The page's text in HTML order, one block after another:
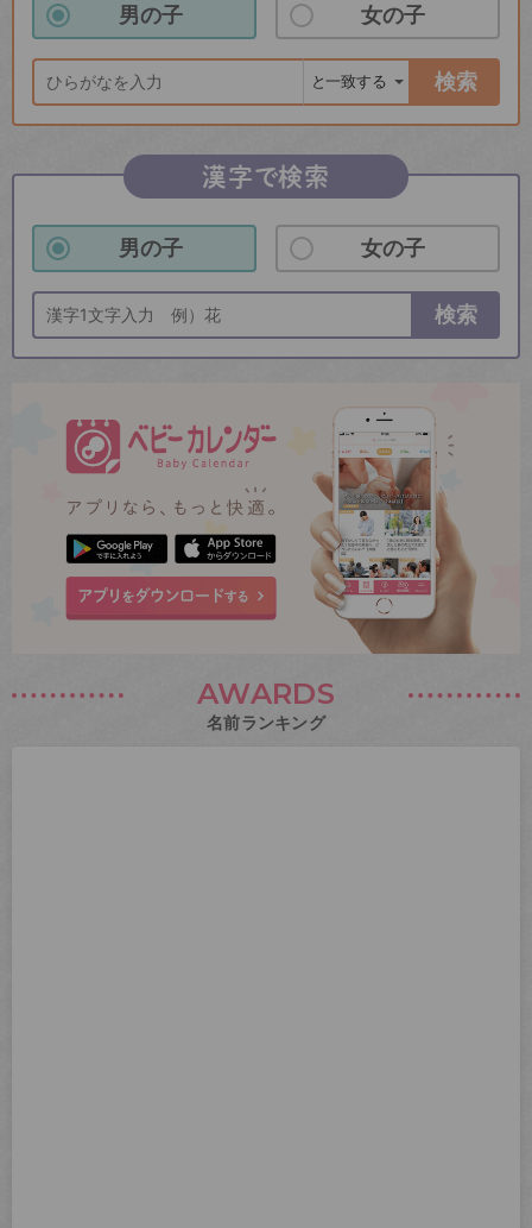
男の子 女の子
検索
漢字で検索
男の子 女の子
検索
AWARDS
名前ランキング